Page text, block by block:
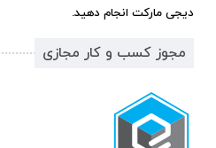
دیجی مارکت انجام دهید.
مجوز کسب و کار مجازی